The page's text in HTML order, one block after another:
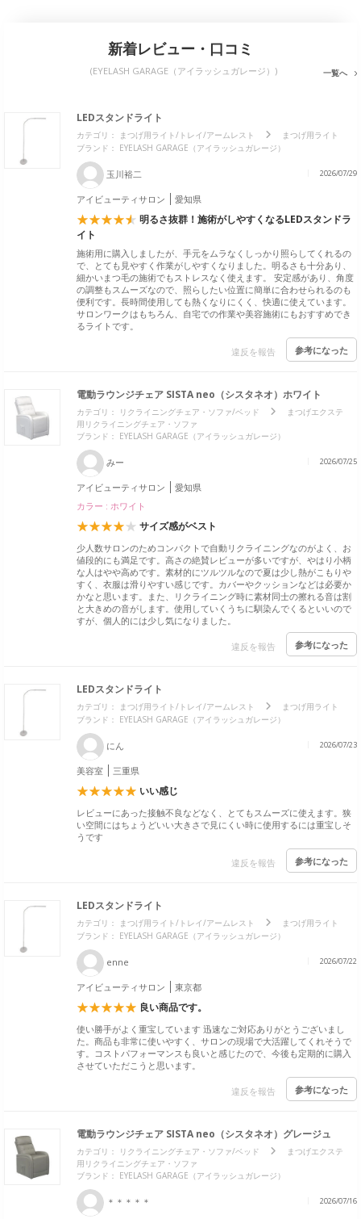
新着レビュー・口コミ
(EYELASH GARAGE（アイラッシュガレージ）) 一覧へ
LEDスタンドライト
カテゴリ： まつげ用ライト/トレイ/アームレスト
まつげ用ライト
ブランド： EYELASH GARAGE（アイラッシュガレージ）
玉川裕二 2026/07/29
アイビューティサロン 愛知県
明るさ抜群！施術がしやすくなるLEDスタンドラ
イト
施術用に購入しましたが、手元をムラなくしっかり照らしてくれるの
で、とても見やすく作業がしやすくなりました。明るさも十分あり、
細かいまつ毛の施術でもストレスなく使えます。 安定感があり、角度
の調整もスムーズなので、照らしたい位置に簡単に合わせられるのも
便利です。長時間使用しても熱くなりにくく、快適に使えています。
サロンワークはもちろん、自宅での作業や美容施術にもおすすめでき
るライトです。
違反を報告 参考になった
電動ラウンジチェア SISTA neo（シスタネオ）ホワイト
カテゴリ： リクライニングチェア・ソファ/ベッド
まつげエクステ
用リクライニングチェア・ソファ
ブランド： EYELASH GARAGE（アイラッシュガレージ）
みー 2026/07/25
アイビューティサロン
愛知県
カラー : ホワイト
サイズ感がベスト
少人数サロンのためコンパクトで自動リクライニングなのがよく、お
値段的にも満足です。高さの絶賛レビューが多いですが、やはり小柄
な人はやや高めです。素材的にツルツルなので夏は少し熱がこもりや
すく、衣服は滑りやすい感じです。カバーやクッションなどは必要か
かなと思います。また、リクライニング時に素材同士の擦れる音は割
と大きめの音がします。使用していくうちに馴染んでくるといいので
すが、個人的には少し気になりました。
違反を報告 参考になった
LEDスタンドライト
カテゴリ： まつげ用ライト/トレイ/アームレスト
まつげ用ライト
ブランド： EYELASH GARAGE（アイラッシュガレージ）
にん 2026/07/23
美容室 三重県
いい感じ
レビューにあった接触不良などなく、とてもスムーズに使えます。狭
い空間にはちょうどいい大きさで見にくい時に使用するには重宝しそ
うです
違反を報告 参考になった
LEDスタンドライト
カテゴリ： まつげ用ライト/トレイ/アームレスト
まつげ用ライト
ブランド： EYELASH GARAGE（アイラッシュガレージ）
enne 2026/07/22
アイビューティサロン 東京都
良い商品です。
使い勝手がよく重宝しています 迅速なご対応ありがとうございまし
た。商品も非常に使いやすく、サロンの現場で大活躍してくれそうで
す。コストパフォーマンスも良いと感じたので、今後も定期的に購入
させていただこうと思います。
違反を報告 参考になった
電動ラウンジチェア SISTA neo（シスタネオ）グレージュ
カテゴリ： リクライニングチェア・ソファ/ベッド
まつげエクステ
用リクライニングチェア・ソファ
ブランド： EYELASH GARAGE（アイラッシュガレージ）
＊＊＊＊＊ 2026/07/16